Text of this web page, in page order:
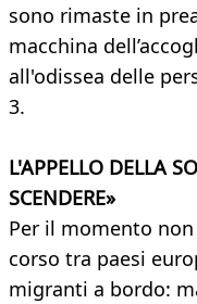
sono rimaste in
macchina
all'odissea delle
3.
L'APPELLO DELLA
SCENDERE»
Per il momento
corso tra paesi
migranti a bordo: